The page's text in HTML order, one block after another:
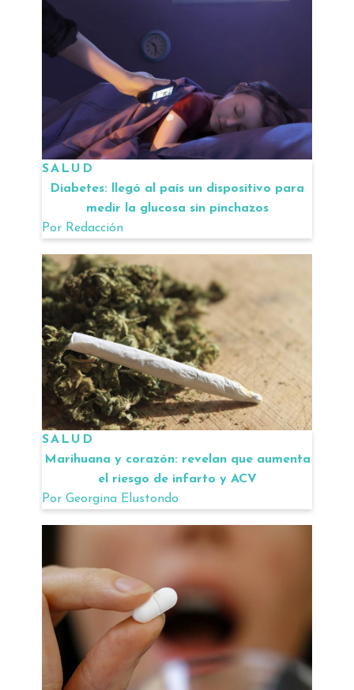
SALUD
Diabetes: llegó al país un dispositivo para
medir la glucosa sin pinchazos
Por Redacción
SALUD
Marihuana y corazón: revelan que aumenta
el riesgo de infarto y ACV
Por Georgina Elustondo